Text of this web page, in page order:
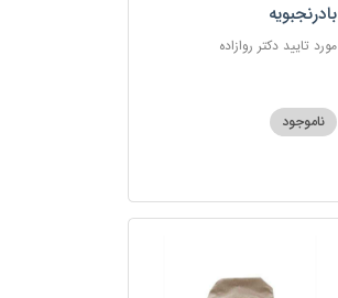
بادرنجبویه
مورد تایید دکتر روازاده
ناموجود